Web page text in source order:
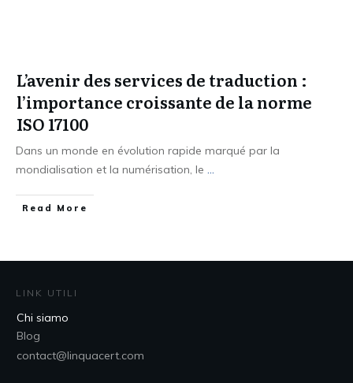
L’avenir des services de traduction :
l’importance croissante de la norme
ISO 17100
Dans un monde en évolution rapide marqué par la
mondialisation et la numérisation, le ...
Read More
LINK UTILI
Chi siamo
Blog
contact@linquacert.com